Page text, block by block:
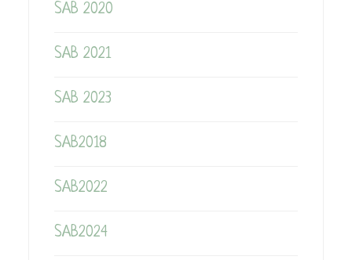
SAB 2020
SAB 2021
SAB 2023
SAB2018
SAB2022
SAB2024